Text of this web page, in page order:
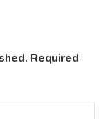
Required